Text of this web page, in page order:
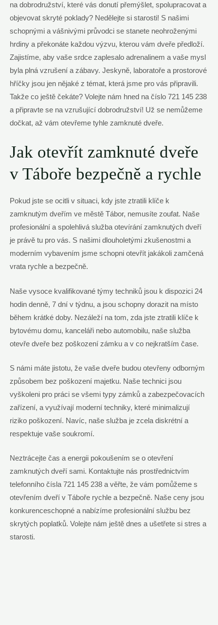
na‍ dobrodružství, které vás donutí přemýšlet, spolupracovat a
objevovat‍ skryté poklady? Nedělejte si starosti! S našimi
schopnými a vášnivými průvodci se stanete neohroženými
hrdiny a překonáte každou ⁤výzvu, kterou vám dveře předloží.
Zajistíme, aby vaše srdce zaplesalo adrenalinem a vaše mysl
byla plná vzrušení‌ a zábavy. Jeskyně, laboratoře a prostorové
hříčky jsou jen nějaké z témat, která jsme​ pro vás připravili.
Takže co ⁤ještě čekáte? Volejte nám hned‌ na číslo 721 145 238
a připravte ‌se na vzrušující⁣ dobrodružství! Už ‌se ‌nemůžeme
dočkat, ⁣až‌ vám otevřeme tyhle zamknuté dveře.
Jak otevřít ⁢zamknuté dveře
v Táboře bezpečně a rychle
Pokud jste se ocitli⁢ v situaci, kdy jste ztratili klíče k
zamknutým dveřím ve městě Tábor, nemusíte ⁤zoufat. Naše
⁣profesionální​ a spolehlivá služba otevírání zamknutých dveří
je právě tu‍ pro vás. ⁤S našimi dlouholetými ⁢zkušenostmi a
moderním vybavením jsme schopni ‍otevřít jakákoli‍ zamčená
vrata rychle a bezpečně.
Naše vysoce kvalifikované ⁤týmy techniků jsou k ​dispozici 24
hodin⁤ denně, 7 dní v týdnu, a jsou schopny dorazit ‌na místo
během krátké doby. Nezáleží na tom, ‍zda jste ztratili klíče k
bytovému domu,⁣ kanceláři nebo automobilu, naše služba
⁣otevře dveře bez ‌poškození zámku⁤ a‍ v ​co‌ nejkratším čase.
S námi máte jistotu, že ⁢vaše dveře budou otevřeny odborným
způsobem bez poškození majetku. Naše technici jsou
vyškoleni pro práci se všemi typy zámků a zabezpečovacích
zařízení, a využívají moderní ‍techniky, které minimalizují
riziko poškození. Navíc, naše služba ‍je zcela ⁣diskrétní a
respektuje vaše soukromí.
Neztrácejte čas ​a energii pokoušením se o otevření
zamknutých dveří sami. Kontaktujte nás prostřednictvím
telefonního čísla 721 145 238 a věřte, že vám pomůžeme s
otevřením dveří v Táboře rychle a bezpečně. Naše‌ ceny jsou
konkurenceschopné a nabízíme profesionální službu⁣ bez
skrytých poplatků. Volejte nám ⁤ještě dnes a ušetřete si‍ stres a
starosti.